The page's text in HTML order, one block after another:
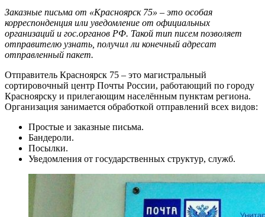
Заказные письма от «Красноярск 75» – это особая
корреспонденция или уведомление от официальных
организаций и гос.органов РФ. Такой тип писем позволяет
отправителю узнать, получил ли конечный адресат
отправленный пакет.
Отправитель Красноярск 75 – это магистральный
сортировочный центр Почты России, работающий по городу
Красноярску и прилегающим населённым пунктам региона.
Организация занимается обработкой отправлений всех видов:
Простые и заказные письма.
Бандероли.
Посылки.
Уведомления от государственных структур, служб.